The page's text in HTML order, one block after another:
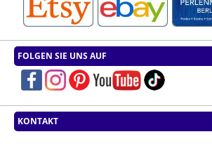
FOLGEN SIE UNS AUF
KONTAKT